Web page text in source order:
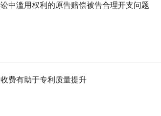
中滥用权利的原告赔偿被告合理开支问题
费有助于专利质量提升